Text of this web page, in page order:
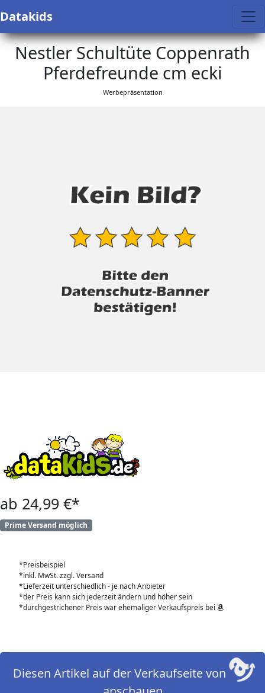
Datakids
Nestler Schultüte Coppenrath
Pferdefreunde cm ecki
Werbepräsentation
ab 24,99 €*
Prime Versand möglich
*Preisbeispiel
*inkl. MwSt. zzgl. Versand
*Lieferzeit unterschiedlich - je nach Anbieter
*der Preis kann sich jederzeit ändern und höher sein
*durchgestrichener Preis war ehemaliger Verkaufspreis bei
Diesen Artikel auf der Verkaufseite von